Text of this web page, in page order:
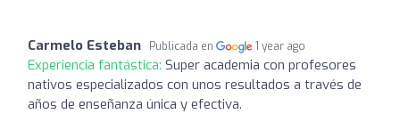
Carmelo Esteban Publicada en 1 year ago
Experiencia fantástica: Super academia con profesores
nativos especializados con unos resultados a través de
años de enseñanza única y efectiva.